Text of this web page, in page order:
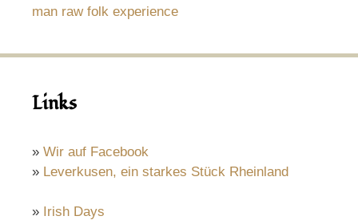
man raw folk experience
Links
» Wir auf Facebook
» Leverkusen, ein starkes Stück Rheinland
» Irish Days